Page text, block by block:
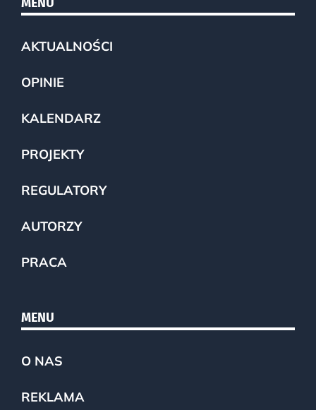
AKTUALNOŚCI
OPINIE
KALENDARZ
PROJEKTY
REGULATORY
AUTORZY
PRACA
MENU
O NAS
REKLAMA